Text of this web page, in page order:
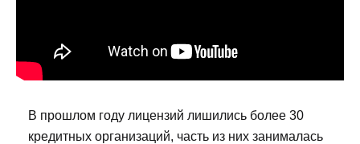
В прошлом году лицензий лишились более 30
кредитных организаций, часть из них занималась